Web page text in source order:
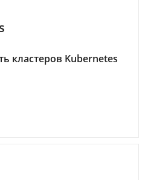
кластеров Kubernetes